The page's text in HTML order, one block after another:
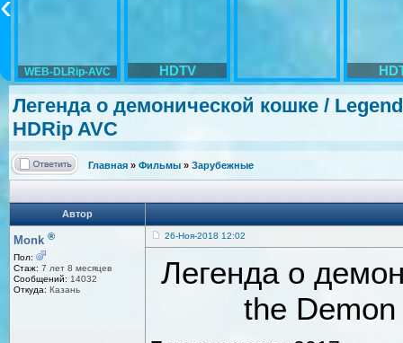
WEB-DLRip-AVC HDTV
Легенда о демонической кошке /
HDRip AVC
Главная » Фильмы » Зарубежные
Автор
Monk ®
Пол:
Стаж: 7 лет 8 месяцев
Сообщений: 14032
Откуда: Казань
26-Ноя-2018 12:02
Легенда о
the